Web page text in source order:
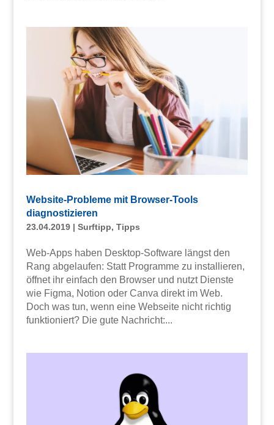
Website-Probleme mit Browser-Tools
diagnostizieren
23.04.2019| Surftipp, Tipps
Web-Apps haben Desktop-Software längst den
Rang abgelaufen: Statt Programme zu installieren,
öffnet ihr einfach den Browser und nutzt Dienste
wie Figma, Notion oder Canva direkt im Web.
Doch was tun, wenn eine Webseite nicht richtig
funktioniert? Die gute Nachricht:...